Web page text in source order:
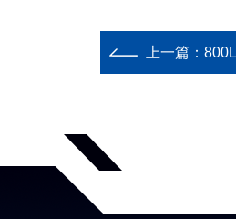
上一篇：